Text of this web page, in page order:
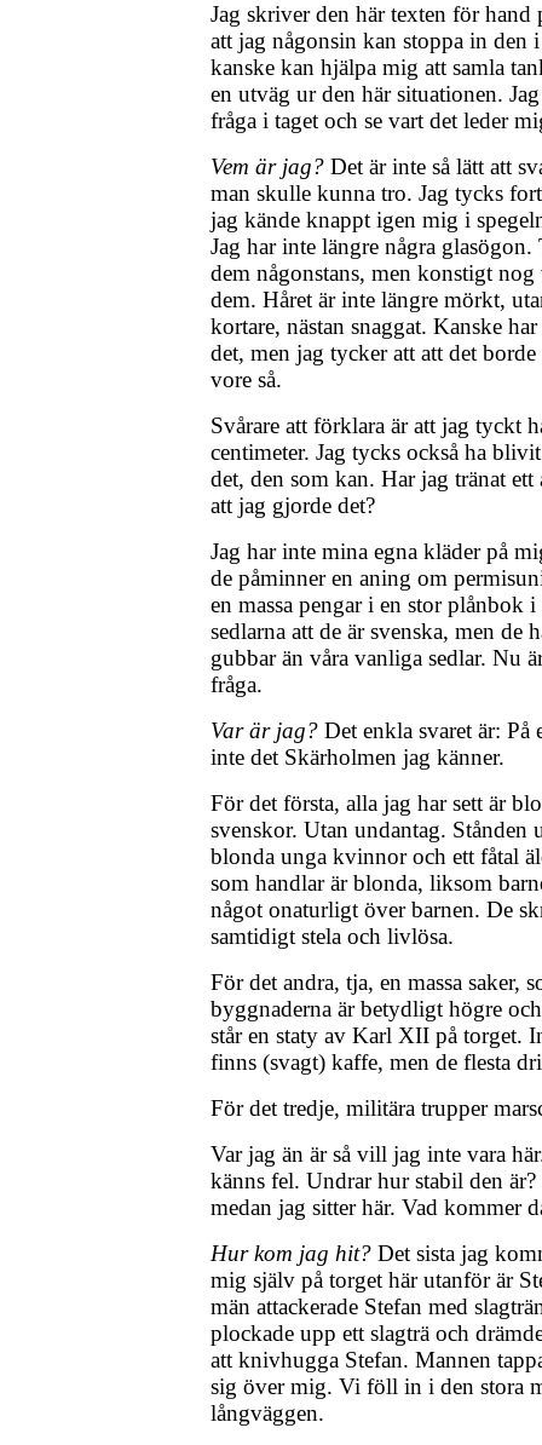
Jag skriver den här texten för
att jag någonsin kan stoppa in den
kanske kan hjälpa mig att samla
en utväg ur den här situationen.
fråga i taget och se vart det leder
Vem är jag? Det är inte så lätt att
man skulle kunna tro. Jag tycks
jag kände knappt igen mig i
Jag har inte längre några
dem någonstans, men konstigt nog
dem. Håret är inte längre mörkt,
kortare, nästan snaggat. Kanske
det, men jag tycker att att det
vore så.
Svårare att förklara är att jag tyckt
centimeter. Jag tycks också ha
det, den som kan. Har jag tränat
att jag gjorde det?
Jag har inte mina egna kläder på
de påminner en aning om
en massa pengar i en stor plånbok
sedlarna att de är svenska, men de
gubbar än våra vanliga sedlar. Nu
fråga.
Var är jag? Det enkla svaret är:
inte det Skärholmen jag känner.
För det första, alla jag har sett är
svenskor. Utan undantag. Stånden
blonda unga kvinnor och ett fåtal
som handlar är blonda, liksom
något onaturligt över barnen. De
samtidigt stela och livlösa.
För det andra, tja, en massa saker,
byggnaderna är betydligt högre
står en staty av Karl XII på torget.
finns (svagt) kaffe, men de flesta
För det tredje, militära trupper
Var jag än är så vill jag inte vara
känns fel. Undrar hur stabil den
medan jag sitter här. Vad kommer
Hur kom jag hit? Det sista jag
mig själv på torget här utanför är
män attackerade Stefan med
plockade upp ett slagträ och
att knivhugga Stefan. Mannen
sig över mig. Vi föll in i den stora
långväggen.